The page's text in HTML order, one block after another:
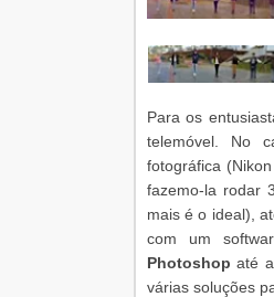
Para os
telemóvel. No
fotográfica
fazemo-la rodar
mais é o ideal),
com um
Photoshop até
várias soluções